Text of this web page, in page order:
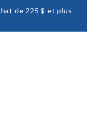
de 225 $ et plus